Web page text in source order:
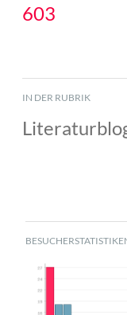
603
IN DER RUBRIK